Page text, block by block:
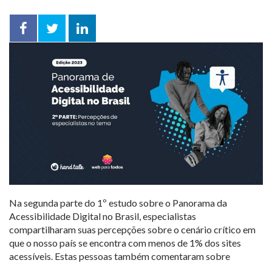
Facebook
TwitterLinkedIn
Na segunda parte do 1º estudo sobre o Panorama da
Acessibilidade Digital no Brasil, especialistas
compartilharam suas percepções sobre o cenário crítico em
que o nosso país se encontra com menos de 1% dos sites
acessíveis. Estas pessoas também comentaram sobre